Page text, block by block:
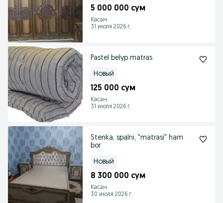
5 000 000 сум
Касан
31 июля 2026 г.
Pastel belyp matras
Новый
125 000 сум
Касан
31 июля 2026 г.
Stenka, spalni, "matrasi" ham
bor
Новый
8 300 000 сум
Касан
30 июля 2026 г.